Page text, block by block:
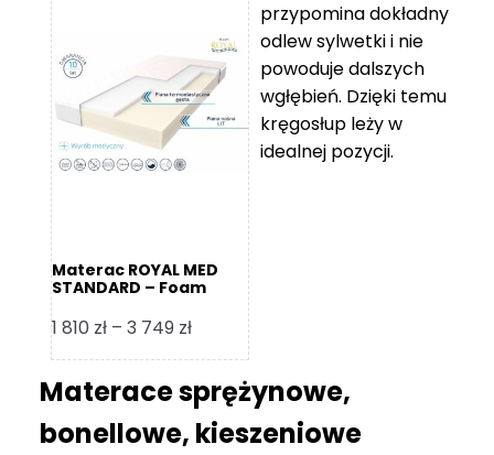
119 zł
do
11
670 zł
Materac ROYAL MED
STANDARD – Foam
1 810 zł – 3 749 złZakres
cen:
od
1
810 zł
przypomina dokładny
odlew sylwetki i nie
powoduje dalszych
wgłębień. Dzięki temu
kręgosłup leży w
idealnej pozycji.
Materace sprężynowe,
bonellowe, kieszeniowe